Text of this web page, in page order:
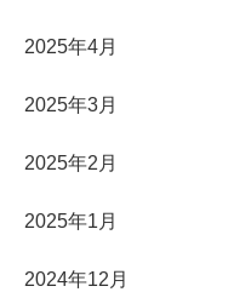
2025年4月
2025年3月
2025年2月
2025年1月
2024年12月